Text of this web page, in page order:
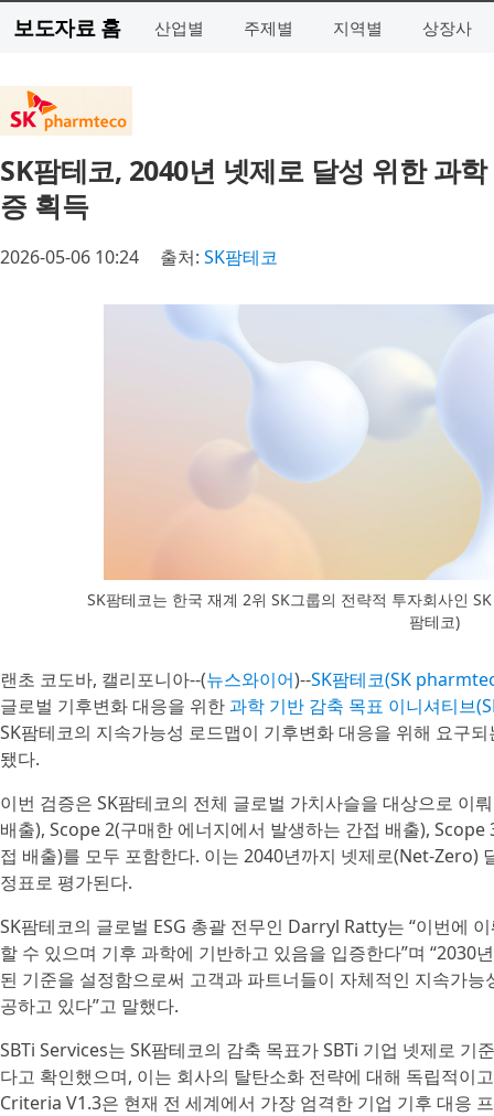
보도자료 홈 산업별 주제별 지역별 상장사
SK팜테코, 2040년 넷제로 달성 위한 과
증 획득
2026-05-06 10:24 출처: SK팜테코
SK팜테코는 한국 재계 2위 SK그룹의 전략적 투자회사인
팜테코)
랜초 코도바, 캘리포니아--(뉴스와이어)--SK팜테코(SK
글로벌 기후변화 대응을 위한과학 기반 감축 목표 이니셔티브
SK팜테코의 지속가능성 로드맵이 기후변화 대응을 위해 요구
됐다.
이번 검증은 SK팜테코의 전체 글로벌 가치사슬을 대상으로 이
배출), Scope 2(구매한 에너지에서 발생하는 간접 배출),
접 배출)를 모두 포함한다. 이는 2040년까지 넷제로(Net-Zero)
정표로 평가된다.
SK팜테코의 글로벌 ESG 총괄 전무인 Darryl Ratty는 “이번에
할 수 있으며 기후 과학에 기반하고 있음을 입증한다”며 “2030
된 기준을 설정함으로써 고객과 파트너들이 자체적인 지속가
공하고 있다”고 말했다.
SBTi Services는 SK팜테코의 감축 목표가 SBTi 기업 넷제로
다고 확인했으며, 이는 회사의 탈탄소화 전략에 대해 독립적이
Criteria V1.3은 현재 전 세계에서 가장 엄격한 기업 기후 대응